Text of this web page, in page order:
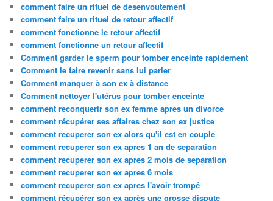
comment faire un rituel de desenvoutement
comment faire un rituel de retour affectif
comment fonctionne le retour affectif
comment fonctionne un retour affectif
Comment garder le sperm pour tomber enceinte rapidement
Comment le faire revenir sans lui parler
Comment manquer à son ex à distance
Comment nettoyer l'utérus pour tomber enceinte
comment reconquerir son ex femme apres un divorce
comment récupérer ses affaires chez son ex justice
comment recuperer son ex alors qu'il est en couple
comment recuperer son ex apres 1 an de separation
comment recuperer son ex apres 2 mois de separation
comment recuperer son ex apres 6 mois
comment recuperer son ex apres l'avoir trompé
comment récupérer son ex après une grosse dispute